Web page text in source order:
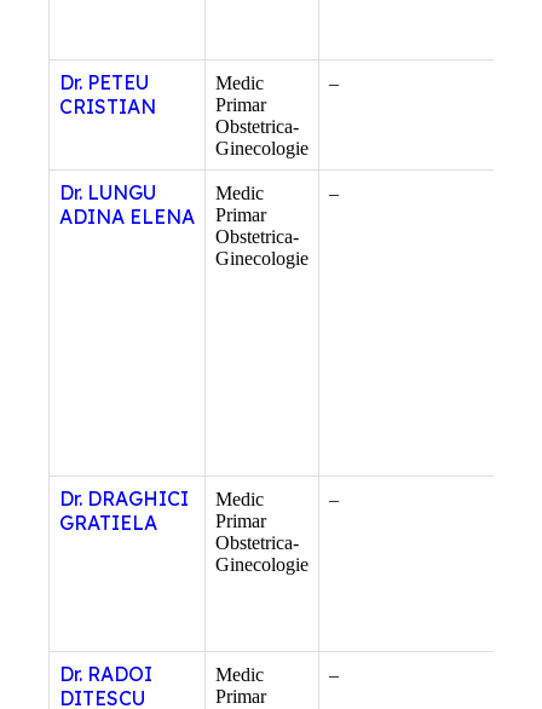
Dr. PETEU
CRISTIAN
Medic
Primar
Obstetrica-
Ginecologie
–
Dr. LUNGU
ADINA ELENA
Medic
Primar
Obstetrica-
Ginecologie
–
Dr. DRAGHICI
GRATIELA
Medic
Primar
Obstetrica-
Ginecologie
–
Dr. RADOI
DITESCU
Medic
Primar
–